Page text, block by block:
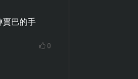
賈巴的手
0